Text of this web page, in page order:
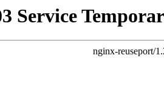
Service
nginx-reuseport/